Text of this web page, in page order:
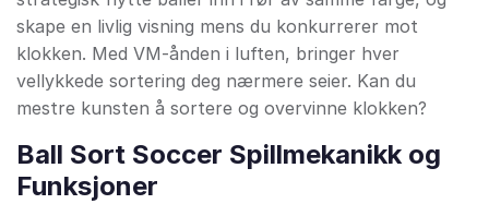
skape en livlig visning mens du konkurrerer mot
klokken. Med VM-ånden i luften, bringer hver
vellykkede sortering deg nærmere seier. Kan du
mestre kunsten å sortere og overvinne klokken?
Ball Sort Soccer Spillmekanikk og
Funksjoner